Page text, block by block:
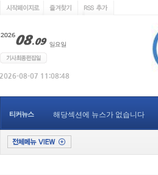
티커뉴스 해당섹션에 뉴스가 없습니다